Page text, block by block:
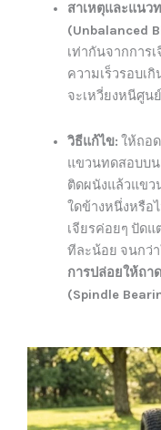
สาเหตุและแนว
(Unbalanced
เท่ากันจากการ
ความเร็วรอบเ
จะเหวี่ยงหนีศูน
วิธีแก้ไข: ให้ถอ
แขวนทดสอบบน
ติดผนังแล้วแขว
ใดข้างหนึ่งหรือ
เจียรค่อยๆ ปัด
ทีละน้อย จนกว่
การปล่อยให้ถา
(Spindle